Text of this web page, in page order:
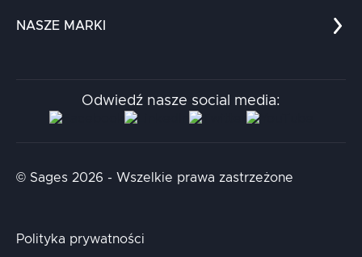
Kontakt
Chatboty
NASZE MARKI
Aidapta
AI & NLP Day
Odwiedź nasze social media:
© Sages 2026 - Wszelkie prawa zastrzeżone
Polityka prywatności